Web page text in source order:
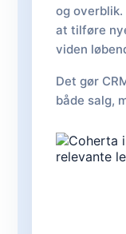
og
at tilføre
viden
Det gør
både salg,